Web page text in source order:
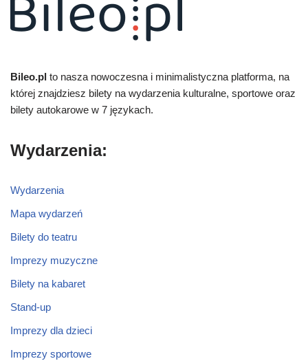
Bileo.pl to nasza nowoczesna i minimalistyczna platforma, na
której znajdziesz bilety na wydarzenia kulturalne, sportowe oraz
bilety autokarowe w 7 językach.
Wydarzenia:
Wydarzenia
Mapa wydarzeń
Bilety do teatru
Imprezy muzyczne
Bilety na kabaret
Stand-up
Imprezy dla dzieci
Imprezy sportowe